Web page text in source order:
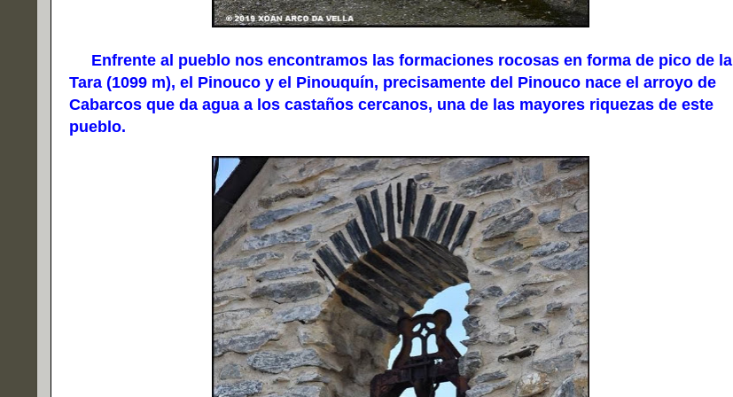
Enfrente al pueblo nos encontramos las formaciones rocosas en forma de pico de la
Tara (1099 m), el Pinouco y el Pinouquín, precisamente del Pinouco nace el arroyo de
Cabarcos que da agua a los castaños cercanos, una de las mayores riquezas de este
pueblo.